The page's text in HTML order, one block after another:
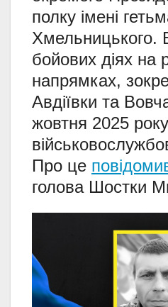
полку імені
Хмельницького.
бойових діях на
напрямках,
Авдіївки та
жовтня 2025 року
Про це
голова Шостки